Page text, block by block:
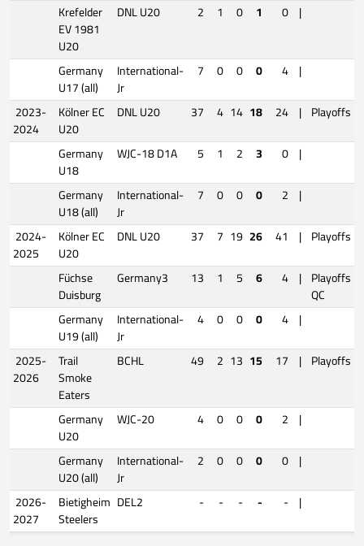
Krefelder
EV 1981
U20
DNL U20 2 1 0 1 0 |
Germany
U17 (all)
International-
Jr
7 0 0 0 4 |
2023-
2024
Kölner EC
U20
DNL U20 37 4 14 18 24 | Playoffs
Germany
U18
WJC-18 D1A 5 1 2 3 0 |
Germany
U18 (all)
International-
Jr
7 0 0 0 2 |
2024-
2025
Kölner EC
U20
DNL U20 37 7 19 26 41 | Playoffs
Füchse
Duisburg
Germany3 13 1 5 6 4 | Playoffs
QC
Germany
U19 (all)
International-
Jr
4 0 0 0 4 |
2025-
2026
Trail
Smoke
Eaters
BCHL 49 2 13 15 17 | Playoffs
Germany
U20
WJC-20 4 0 0 0 2 |
Germany
U20 (all)
International-
Jr
2 0 0 0 0 |
2026-
2027
Bietigheim
Steelers
DEL2 - - - - - |